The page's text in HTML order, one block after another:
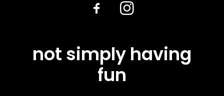
not simply having
fun